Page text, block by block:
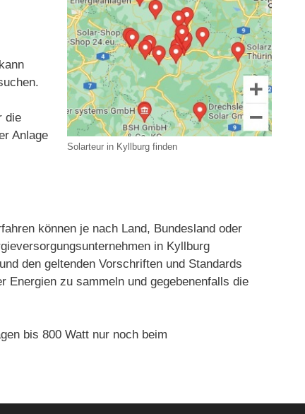
Solarteur in Kyllburg finden
die
Anlage
können je nach Land, Bundesland oder
in Kyllburg
den geltenden Vorschriften und Standards
Energien zu sammeln und gegebenenfalls die
bis 800 Watt nur noch beim